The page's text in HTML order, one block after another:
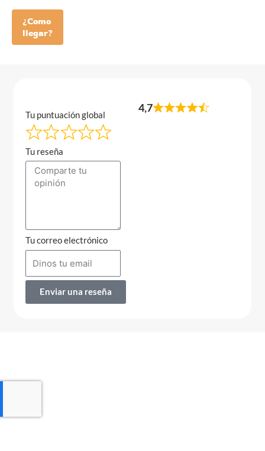
¿Como
llegar?
Tu puntuación global
Tu reseña
Tu correo electrónico
Enviar una reseña
4,7